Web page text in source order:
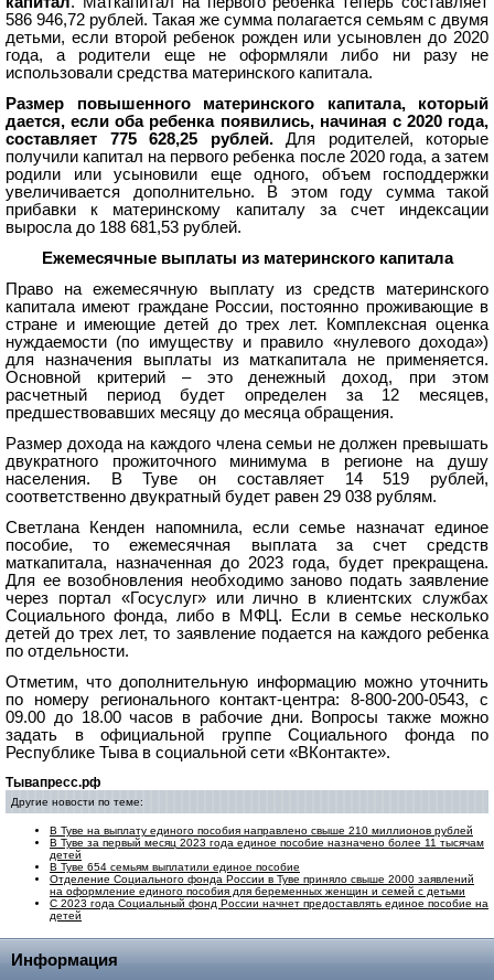
586 946,72 рублей. Такая же сумма полагается семьям с двумя
детьми, если второй ребенок рожден или усыновлен до 2020
года, а родители еще не оформляли либо ни разу не
использовали средства материнского капитала.
Размер повышенного материнского капитала, который
дается, если оба ребенка появились, начиная с 2020 года,
составляет 775 628,25 рублей. Для родителей, которые
получили капитал на первого ребенка после 2020 года, а затем
родили или усыновили еще одного, объем господдержки
увеличивается дополнительно. В этом году сумма такой
прибавки к материнскому капиталу за счет индексации
выросла до 188 681,53 рублей.
Ежемесячные выплаты из материнского капитала
Право на ежемесячную выплату из средств материнского
капитала имеют граждане России, постоянно проживающие в
стране и имеющие детей до трех лет. Комплексная оценка
нуждаемости (по имуществу и правило «нулевого дохода»)
для назначения выплаты из маткапитала не применяется.
Основной критерий – это денежный доход, при этом
расчетный период будет определен за 12 месяцев,
предшествовавших месяцу до месяца обращения.
Размер дохода на каждого члена семьи не должен превышать
двукратного прожиточного минимума в регионе на душу
населения. В Туве он составляет 14 519 рублей,
соответственно двукратный будет равен 29 038 рублям.
Светлана Кенден напомнила, если семье назначат единое
пособие, то ежемесячная выплата за счет средств
маткапитала, назначенная до 2023 года, будет прекращена.
Для ее возобновления необходимо заново подать заявление
через портал «Госуслуг» или лично в клиентских службах
Социального фонда, либо в МФЦ. Если в семье несколько
детей до трех лет, то заявление подается на каждого ребенка
по отдельности.
Отметим, что дополнительную информацию можно уточнить
по номеру регионального контакт-центра: 8-800-200-0543, с
09.00 до 18.00 часов в рабочие дни. Вопросы также можно
задать в официальной группе Социального фонда по
Республике Тыва в социальной сети «ВКонтакте».
Тывапресс.рф
Другие новости по теме:
В Туве на выплату единого пособия направлено свыше 210 миллионов рублей
В Туве за первый месяц 2023 года единое пособие назначено более 11 тысячам
детей
В Туве 654 семьям выплатили единое пособие
Отделение Социального фонда России в Туве приняло свыше 2000 заявлений
на оформление единого пособия для беременных женщин и семей с детьми
С 2023 года Социальный фонд России начнет предоставлять единое пособие на
детей
Информация